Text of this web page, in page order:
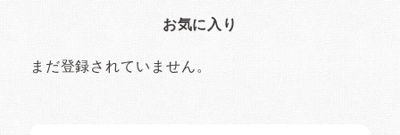
お気に入り
まだ登録されていません。